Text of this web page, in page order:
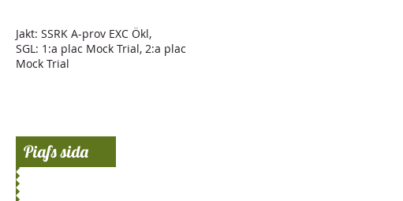
Jakt: SSRK A-prov EXC Ökl,
SGL: 1:a plac Mock Trial, 2:a plac
Mock Trial​
Piafs sida